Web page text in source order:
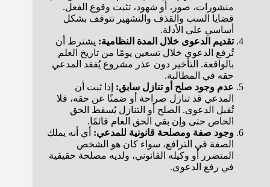
منشورات، صور، أو شهود، تثبت وقوع الفعل.
قضايا السب والقذف والتشهير تتوقف بشكل
أساسي على الأدلة.
تقديم الدعوى خلال المدة النظامية: يشترط أن
تُرفع الدعوى خلال تسعين يومًا من تاريخ العلم
بالواقعة. التأخير دون عذر مشروع يُفقد المدعي
حقه في المطالبة.
عدم وجود صلح أو تنازل سابق: إذا ثبت أن
المدعي قد تنازل صراحة أو ضمنًا عن حقه، فلا
تُقبل الدعوى. الصلح أو التنازل يُسقط الحق
الخاص حتى وإن بقي الحق العام قائمًا.
وجود صفة ومصلحة قانونية للمدعي: أي أنه يملك
الصفة في الترافع، سواء كان هو الشخص
المتضرر أو وكيله القانوني، ولديه مصلحة حقيقية
في رفع الدعوى.